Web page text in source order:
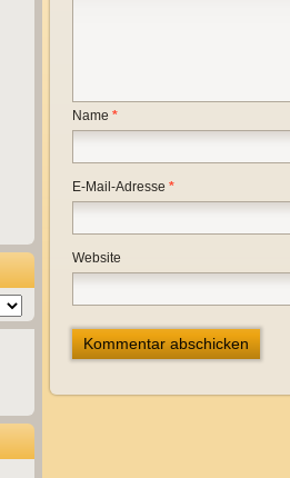
Name *
E-Mail-Adresse *
Website